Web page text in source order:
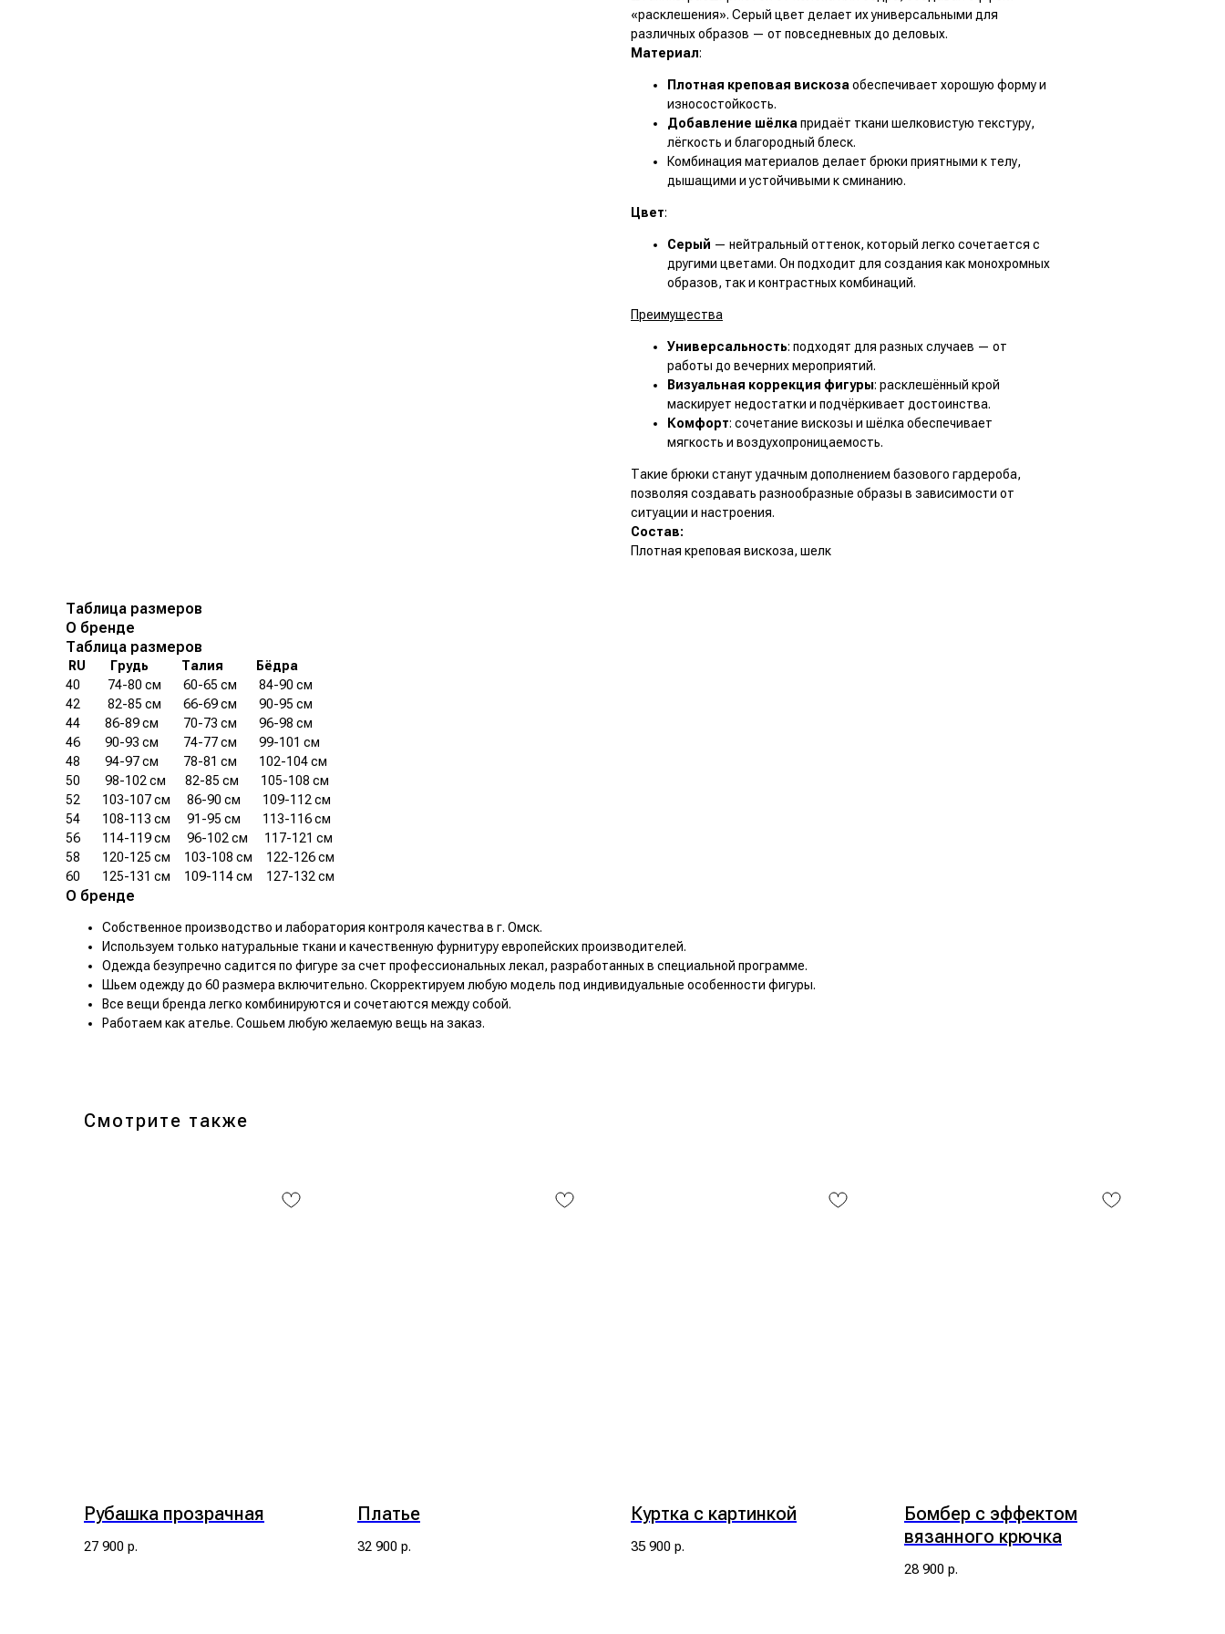
«расклешения». Серый цвет делает их универсальными для
различных образов — от повседневных до деловых.
Материал:
Плотная креповая вискозаобеспечивает хорошую форму и
износостойкость.
Добавление шёлкапридаёт ткани шелковистую текстуру,
лёгкость и благородный блеск.
Комбинация материалов делает брюки приятными к телу,
дышащими и устойчивыми к сминанию.
Цвет:
Серый — нейтральный оттенок, который легко сочетается с
другими цветами. Он подходит для создания как монохромных
образов, так и контрастных комбинаций.
Преимущества
Универсальность: подходят для разных случаев — от
работы до вечерних мероприятий.
Визуальная коррекция фигуры: расклешённый крой
маскирует недостатки и подчёркивает достоинства.
Комфорт: сочетание вискозы и шёлка обеспечивает
мягкость и воздухопроницаемость.
Такие брюки станут удачным дополнением базового гардероба,
позволяя создавать разнообразные образы в зависимости от
ситуации и настроения.
Состав:
Плотная креповая вискоза, шелк
Таблица размеров
О бренде
Таблица размеров
RU Грудь Талия
Бёдра
40
74-80 см 60-65 см
84-90 см
42
82-85 см 66-69 см
90-95 см
44
86-89 см 70-73 см
96-98 см
46
90-93 см 74-77 см
99-101 см
48
94-97 см 78-81 см
102-104 см
50
98-102 см 82-85 см
105-108 см
52
103-107 см 86-90 см
109-112 см
54
108-113 см 91-95 см
113-116 см
56
114-119 см 96-102 см
117-121 см
58
120-125 см 103-108 см
122-126 см
60
125-131 см 109-114 см 127-132 см
О бренде
Собственное производство и лаборатория контроля качества в г. Омск.
Используем только натуральные ткани и качественную фурнитуру европейских производителей.
Одежда безупречно садится по фигуре за счет профессиональных лекал, разработанных в специальной программе.
Шьем одежду до 60 размера включительно. Скорректируем любую модель под индивидуальные особенности фигуры.
Все вещи бренда легко комбинируются и сочетаются между собой.
Работаем как ателье. Сошьем любую желаемую вещь на заказ.
Смотрите также
Рубашка прозрачная
27 900 р.
Платье
32 900 р.
Куртка с картинкой
35 900 р.
Бомбер с эффектом
вязанного крючка
28 900 р.